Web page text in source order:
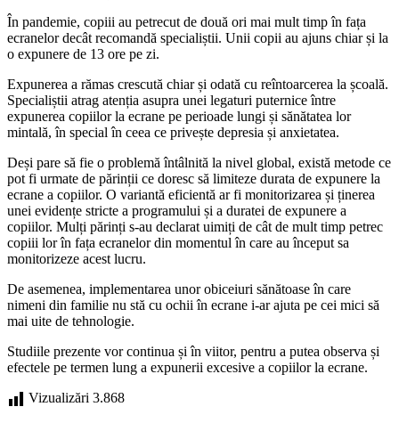
În pandemie, copiii au petrecut de două ori mai mult timp în fața
ecranelor decât recomandă specialiștii. Unii copii au ajuns chiar și la
o expunere de 13 ore pe zi.
Expunerea a rămas crescută chiar și odată cu reîntoarcerea la școală.
Specialiștii atrag atenția asupra unei legaturi puternice între
expunerea copiilor la ecrane pe perioade lungi și sănătatea lor
mintală, în special în ceea ce privește depresia și anxietatea.
Deși pare să fie o problemă întâlnită la nivel global, există metode ce
pot fi urmate de părinții ce doresc să limiteze durata de expunere la
ecrane a copiilor. O variantă eficientă ar fi monitorizarea și ținerea
unei evidențe stricte a programului și a duratei de expunere a
copiilor. Mulți părinți s-au declarat uimiți de cât de mult timp petrec
copiii lor în fața ecranelor din momentul în care au început sa
monitorizeze acest lucru.
De asemenea, implementarea unor obiceiuri sănătoase în care
nimeni din familie nu stă cu ochii în ecrane i-ar ajuta pe cei mici să
mai uite de tehnologie.
Studiile prezente vor continua și în viitor, pentru a putea observa și
efectele pe termen lung a expunerii excesive a copiilor la ecrane.
Vizualizări 3.868